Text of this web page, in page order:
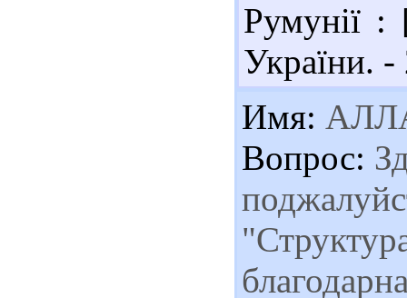
Румунії :
України. -
Имя:
Вопрос: